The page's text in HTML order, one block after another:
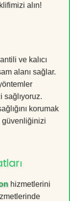
alın!
ve kalıcı
alanı sağlar.
sağlıyoruz.
korumak
güvenliğinizi
hizmetlerini